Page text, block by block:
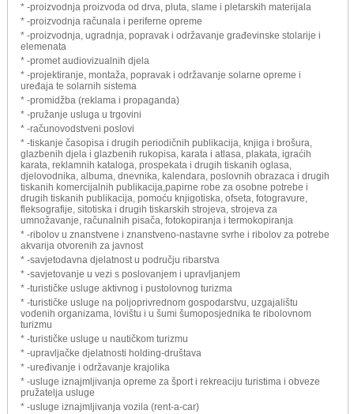
* -proizvodnja proizvoda od drva, pluta, slame i pletarskih materijala
* -proizvodnja računala i periferne opreme
* -proizvodnja, ugradnja, popravak i održavanje građevinske stolarije i
elemenata
* -promet audiovizualnih djela
* -projektiranje, montaža, popravak i održavanje solarne opreme i
uređaja te solarnih sistema
* -promidžba (reklama i propaganda)
* -pružanje usluga u trgovini
* -računovodstveni poslovi
* -tiskanje časopisa i drugih periodičnih publikacija, knjiga i brošura,
glazbenih djela i glazbenih rukopisa, karata i atlasa, plakata, igraćih
karata, reklamnih kataloga, prospekata i drugih tiskanih oglasa,
djelovodnika, albuma, dnevnika, kalendara, poslovnih obrazaca i drugih
tiskanih komercijalnih publikacija,papirne robe za osobne potrebe i
drugih tiskanih publikacija, pomoću knjigotiska, ofseta, fotogravure,
fleksografije, sitotiska i drugih tiskarskih strojeva, strojeva za
umnožavanje, računalnih pisača, fotokopiranja i termokopiranja
* -ribolov u znanstvene i znanstveno-nastavne svrhe i ribolov za potrebe
akvarija otvorenih za javnost
* -savjetodavna djelatnost u području ribarstva
* -savjetovanje u vezi s poslovanjem i upravljanjem
* -turističke usluge aktivnog i pustolovnog turizma
* -turističke usluge na poljoprivrednom gospodarstvu, uzgajalištu
vodenih organizama, lovištu i u šumi šumoposjednika te ribolovnom
turizmu
* -turističke usluge u nautičkom turizmu
* -upravljačke djelatnosti holding-društava
* -uređivanje i održavanje krajolika
* -usluge iznajmljivanja opreme za šport i rekreaciju turistima i obveze
pružatelja usluge
* -usluge iznajmljivanja vozila (rent-a-car)